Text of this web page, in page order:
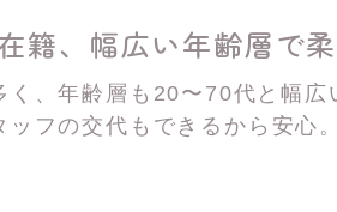
籍、 幅広い年齢層で
く、年齢層も20〜70代と幅
フの交代もできるから安心。